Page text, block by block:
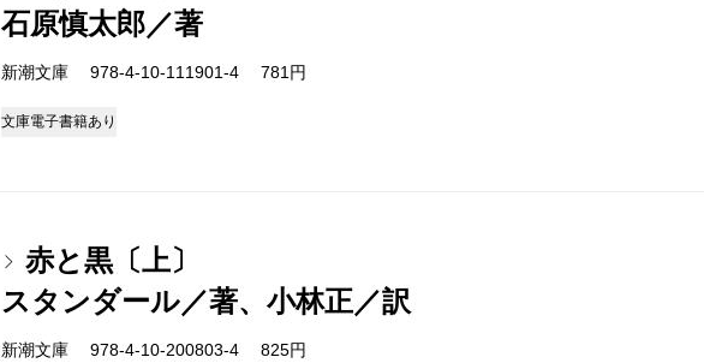
石原慎太郎／著
新潮文庫 978-4-10-111901-4 781円
文庫電子書籍あり
赤と黒〔上〕
スタンダール／著、小林正／訳
新潮文庫 978-4-10-200803-4 825円